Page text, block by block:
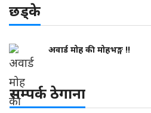
छड्के
अवार्ड मोह की मोहभङ्ग !!
सम्पर्क ठेगाना